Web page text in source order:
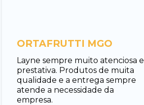
Layne sempre muito atenciosa e
prestativa. Produtos de muita
qualidade e a entrega sempre
atende a necessidade da
empresa.
ORTAFRUTTI MGO